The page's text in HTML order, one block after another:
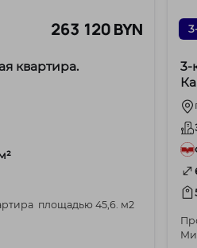
263 120 BYN
квартира.
площадью 45,6. м2
3-